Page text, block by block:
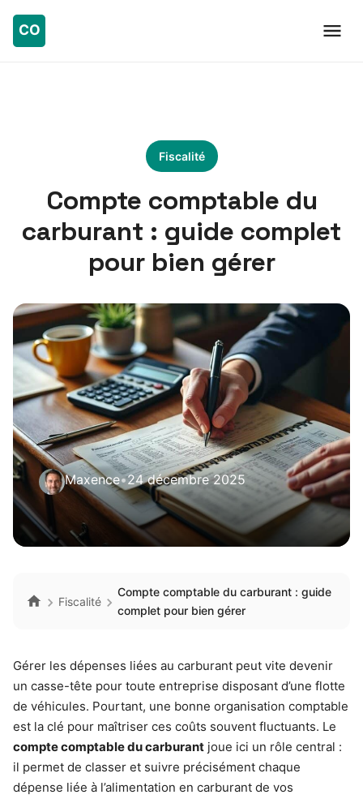
Fiscalité
Compte comptable du
carburant : guide complet
pour bien gérer
Maxence•24 décembre 2025
Fiscalité
Compte comptable du carburant : guide
complet pour bien gérer
Gérer les dépenses liées au carburant peut vite devenir
un casse-tête pour toute entreprise disposant d’une flotte
de véhicules. Pourtant, une bonne organisation comptable
est la clé pour maîtriser ces coûts souvent fluctuants. Le
compte comptable du carburant joue ici un rôle central :
il permet de classer et suivre précisément chaque
dépense liée à l’alimentation en carburant de vos